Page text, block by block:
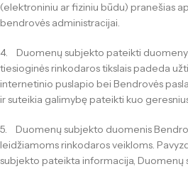
(elektroniniu ar fiziniu būdu) pranešias
bendrovės administracijai.
4. Duomenų subjekto pateikti
tiesioginės rinkodaros tikslais padeda
internetinio puslapio bei Bendrovės
ir suteikia galimybę pateikti kuo
5. Duomenų subjekto duomenis
leidžiamoms rinkodaros veikloms.
subjekto pateikta informacija, Duomenų